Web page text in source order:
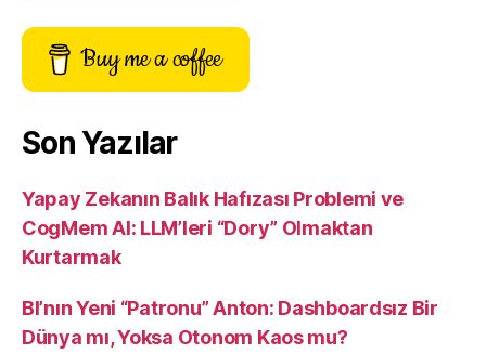
Buy me a coffee
Son Yazılar
Yapay Zekanın Balık Hafızası Problemi ve
CogMem AI: LLM’leri “Dory” Olmaktan
Kurtarmak
BI’nın Yeni “Patronu” Anton: Dashboardsız Bir
Dünya mı, Yoksa Otonom Kaos mu?